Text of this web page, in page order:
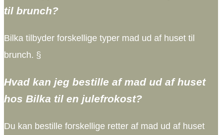
til brunch?
Bilka tilbyder forskellige typer mad ud af huset til
brunch. §
Hvad kan jeg bestille af mad ud af huset
hos Bilka til en julefrokost?
Du kan bestille forskellige retter af mad ud af huset